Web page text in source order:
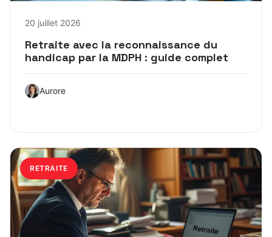
20 juillet 2026
Retraite avec la reconnaissance du
handicap par la MDPH : guide complet
Aurore
RETRAITE